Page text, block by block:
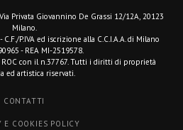
Privata Giovannino De Grassi 12/12A, 20123
Milano.
C.F./P.IVA ed iscrizione alla C.C.I.A.A. di Milano
- REA MI-2519578.
con il n.37767. Tutti i diritti di proprietà
ed artistica riservati.
CONTATTI
E COOKIES POLICY